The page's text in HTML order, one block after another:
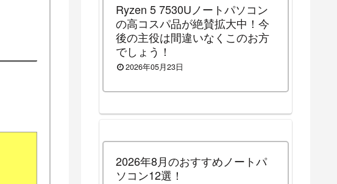
Ryzen 5 7530Uノートパソコン
の高コスパ品が絶賛拡大中！今
後の主役は間違いなくこのお方
でしょう！
2026年05月23日
2026年8月のおすすめノートパ
ソコン12選！